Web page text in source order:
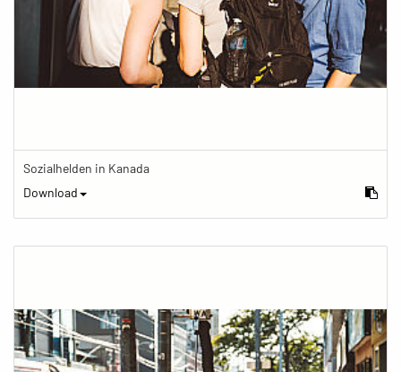
Sozialhelden in Kanada
Download